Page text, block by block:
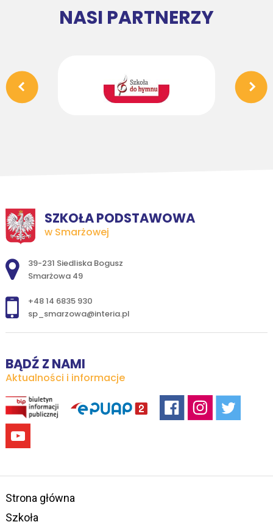
NASI PARTNERZY
SZKOŁA PODSTAWOWA
w Smarżowej
Adres pocztowy:
39-231 Siedliska Bogusz
Smarżowa 49
+48 14 6835 930
sp_smarzowa@interia.pl
BĄDŹ Z NAMI
Aktualności i informacje
Strona główna
Szkoła